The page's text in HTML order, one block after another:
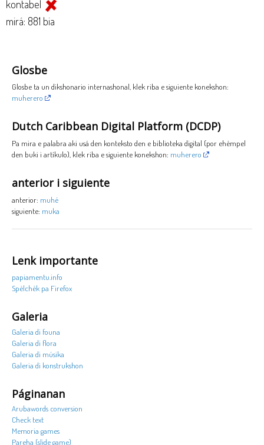
kontabel
mirá: 881 bia
Glosbe
Glosbe ta un dikshonario internashonal, klek riba e siguiente konekshon:
muherero
Dutch Caribbean Digital Platform (DCDP)
Pa mira e palabra aki usá den konteksto den e biblioteka digital (por ehèmpel
den buki i artíkulo), klek riba e siguiente konekshon: muherero
anterior i siguiente
anterior: muhé
siguiente: muka
Lenk importante
papiamentu.info
Spèlchèk pa Firefox
Galeria
Galeria di founa
Galeria di flora
Galeria di músika
Galeria di konstrukshon
Páginanan
Arubawords conversion
Check text
Memoria games
Pareha (slide game)